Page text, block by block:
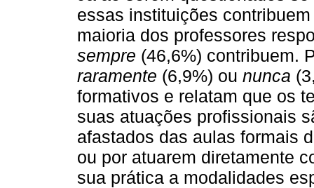
essas instituições
maioria dos professores
sempre (46,6%) contribuem.
raramente (6,9%) ou nunca
formativos e relatam que os
suas atuações profissionais
afastados das aulas formais
ou por atuarem diretamente
sua prática a modalidades